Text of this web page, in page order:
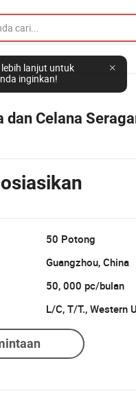
lanjut untuk
inginkan!
dan Celana
50 Potong
Guangzhou, China
50, 000 pc/bulan
L/C, T/T., Western